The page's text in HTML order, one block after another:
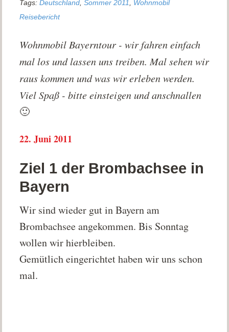
Tags:Deutschland,Sommer 2011, Wohnmobil
Reisebericht
Wohnmobil Bayerntour - wir fahren einfach
mal los und lassen uns treiben. Mal sehen wir
raus kommen und was wir erleben werden.
Viel Spaß - bitte einsteigen und anschnallen
🙂
22. Juni 2011
Ziel 1 der Brombachsee in
Bayern
Wir sind wieder gut in Bayern am
Brombachsee angekommen. Bis Sonntag
wollen wir hierbleiben.
Gemütlich eingerichtet haben wir uns schon
mal.